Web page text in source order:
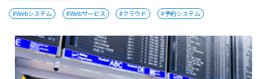
#Webシステム #Webサービス #クラウド #予約システム